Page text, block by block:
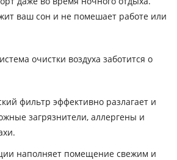
ваш сон и не помешает работе или
очистки воздуха заботится о
фильтр эффективно разлагает и
загрязнители, аллергены и
наполняет помещение свежим и